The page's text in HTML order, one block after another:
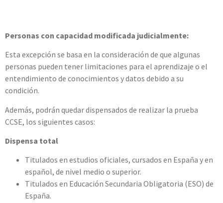
Personas con capacidad modificada judicialmente:
Esta excepción se basa en la consideración de que algunas
personas pueden tener limitaciones para el aprendizaje o el
entendimiento de conocimientos y datos debido a su
condición.
Además, podrán quedar dispensados de realizar la prueba
CCSE, los siguientes casos:
Dispensa total
Titulados en estudios oficiales, cursados en España y en
español, de nivel medio o superior.
Titulados en Educación Secundaria Obligatoria (ESO) de
España.